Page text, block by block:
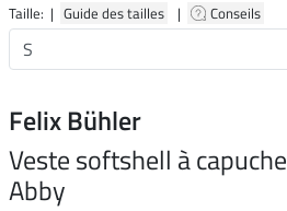
Taille: | Guide des tailles | Conseils
Felix Bühler
Veste softshell à capuche
Abby